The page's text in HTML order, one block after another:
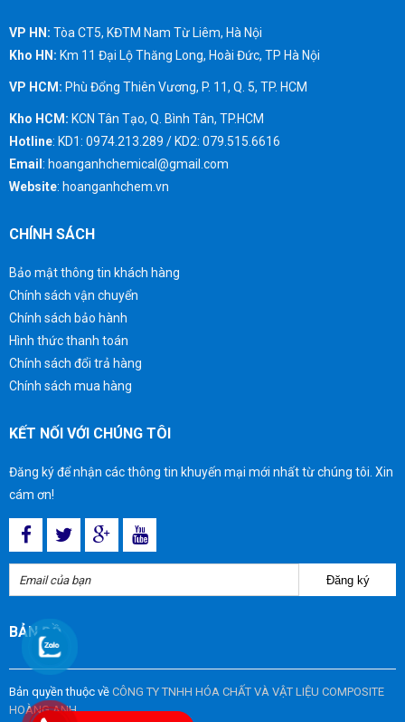
VP HN: Tòa CT5, KĐTM Nam Từ Liêm, Hà Nội
Kho HN: Km 11 Đại Lộ Thăng Long, Hoài Đức, TP Hà Nội
VP HCM: Phù Đổng Thiên Vương, P. 11, Q. 5, TP. HCM
Kho HCM: KCN Tân Tạo, Q. Bình Tân, TP.HCM
Hotline: KD1: 0974.213.289 / KD2: 079.515.6616
Email : hoanganhchemical@gmail.com
Website: hoanganhchem.vn
CHÍNH SÁCH
Bảo mật thông tin khách hàng
Chính sách vận chuyển
Chính sách bảo hành
Hình thức thanh toán
Chính sách đổi trả hàng
Chính sách mua hàng
KẾT NỐI VỚI CHÚNG TÔI
Đăng ký để nhận các thông tin khuyến mại mới nhất từ chúng tôi. Xin
cám ơn!
Đăng ký
BẢN ĐỒ
Bản quyền thuộc về CÔNG TY TNHH HÓA CHẤT VÀ VẬT LIỆU COMPOSITE
HOÀNG ANH